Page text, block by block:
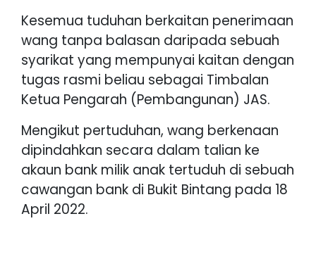
Kesemua tuduhan berkaitan penerimaan
wang tanpa balasan daripada sebuah
syarikat yang mempunyai kaitan dengan
tugas rasmi beliau sebagai Timbalan
Ketua Pengarah (Pembangunan) JAS.
Mengikut pertuduhan, wang berkenaan
dipindahkan secara dalam talian ke
akaun bank milik anak tertuduh di sebuah
cawangan bank di Bukit Bintang pada 18
April 2022.